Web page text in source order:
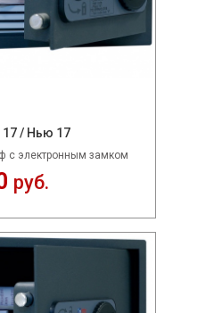
17 / Нью 17
с электронным замком
руб.